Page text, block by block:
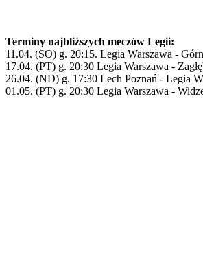
Terminy najbliższych meczów Legii:
11.04. (SO) g. 20:15. Legia Warszawa -
17.04. (PT) g. 20:30 Legia Warszawa -
26.04. (ND) g. 17:30 Lech Poznań - Legia
01.05. (PT) g. 20:30 Legia Warszawa -